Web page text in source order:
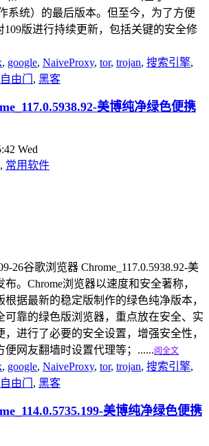
系统）的最后版本。但至今，为了方便
109版进行持续更新，包括关键的安全修
, google, NaiveProxy, tor, trojan, 搜索引擎,
自由门 , 黑客
美博纯净绿色便携
Wed
, 常用软件
26谷歌浏览器 Chrome_117.0.5938.92-美
。Chrome浏览器以速度和安全著称，
据最新的稳定版制作的绿色纯净版本，
可靠的绿色版浏览器，重点放在安全、实
进行了必要的安全设置，增强安全性，
便网友翻墙时设置代理等；......阅全文
, google, NaiveProxy, tor, trojan, 搜索引擎,
自由门 , 黑客
美博纯净绿色便携